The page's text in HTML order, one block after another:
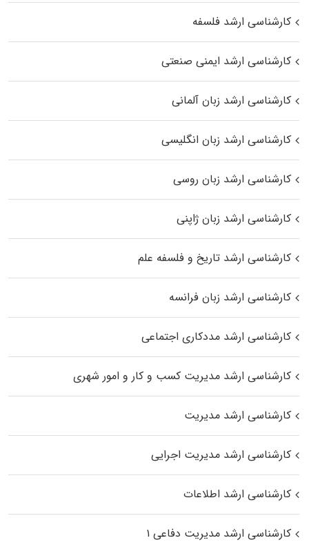
کارشناسی ارشد فلسفه
کارشناسی ارشد ایمنی صنعتی
کارشناسی ارشد زبان آلمانی
کارشناسی ارشد زبان انگلیسی
کارشناسی ارشد زبان روسی
کارشناسی ارشد زبان ژاپنی
کارشناسی ارشد تاریخ و فلسفه علم
کارشناسی ارشد زبان فرانسه
کارشناسی ارشد مددکاری اجتماعی
کارشناسی ارشد مدیریت کسب و کار و امور شهری
کارشناسی ارشد مدیریت
کارشناسی ارشد مدیریت اجرایی
کارشناسی ارشد اطلاعات
کارشناسی ارشد مدیریت دفاعی ۱